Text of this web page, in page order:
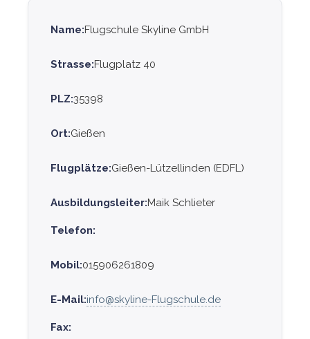
Name:Flugschule Skyline GmbH
Strasse:Flugplatz 40
PLZ:35398
Ort:Gießen
Flugplätze:Gießen-Lützellinden (EDFL)
Ausbildungsleiter:Maik Schlieter
Telefon:
Mobil:015906261809
E-Mail:info@skyline-Flugschule.de
Fax: